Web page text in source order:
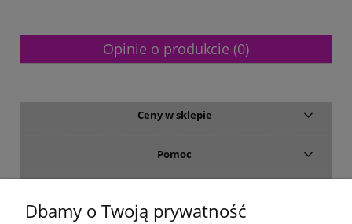
Opinie o produkcie (0)
Ceny w sklepie
Pomoc
Dbamy o Twoją prywatność